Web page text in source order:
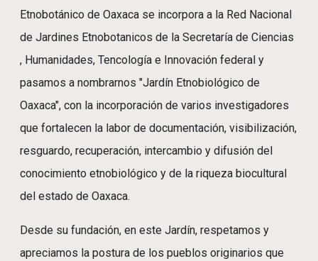
Etnobotánico de Oaxaca se incorpora a la Red Nacional
de Jardines Etnobotanicos de la Secretaría de Ciencias
, Humanidades, Tencología e Innovación federal y
pasamos a nombrarnos "Jardín Etnobiológico de
Oaxaca", con la incorporación de varios investigadores
que fortalecen la labor de documentación, visibilización,
resguardo, recuperación, intercambio y difusión del
conocimiento etnobiológico y de la riqueza biocultural
del estado de Oaxaca.
Desde su fundación, en este Jardín, respetamos y
apreciamos la postura de los pueblos originarios que